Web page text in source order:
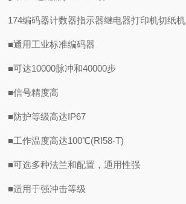
174编码器计数器指示器继电器打印机切纸机
■通用工业标准编码器
■可达10000脉冲和40000步
■信号精度高
■防护等级高达IP67
■工作温度高达100℃(RI58-T)
■可选多种法兰和配置，通用性强
■适用于强冲击等级